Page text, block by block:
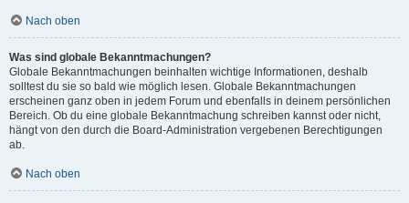
Nach oben
Was sind globale Bekanntmachungen?
Globale Bekanntmachungen beinhalten wichtige Informationen, deshalb
solltest du sie so bald wie möglich lesen. Globale Bekanntmachungen
erscheinen ganz oben in jedem Forum und ebenfalls in deinem persönlichen
Bereich. Ob du eine globale Bekanntmachung schreiben kannst oder nicht,
hängt von den durch die Board-Administration vergebenen Berechtigungen
ab.
Nach oben